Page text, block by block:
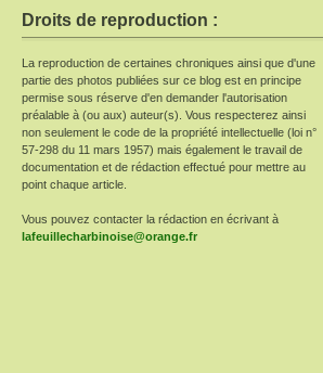
Droits de reproduction :
La reproduction de certaines chroniques ainsi que d'une
partie des photos publiées sur ce blog est en principe
permise sous réserve d'en demander l'autorisation
préalable à (ou aux) auteur(s). Vous respecterez ainsi
non seulement le code de la propriété intellectuelle (loi n°
57-298 du 11 mars 1957) mais également le travail de
documentation et de rédaction effectué pour mettre au
point chaque article.
Vous pouvez contacter la rédaction en écrivant à
lafeuillecharbinoise@orange.fr